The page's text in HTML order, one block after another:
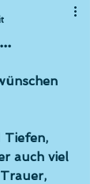
Tiefen,
auch viel